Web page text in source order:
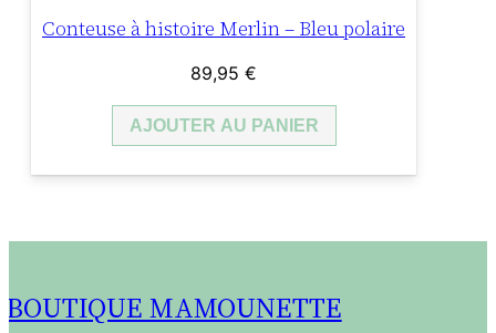
Conteuse à histoire Merlin – Bleu polaire
89,95 €
AJOUTER AU PANIER
BOUTIQUE MAMOUNETTE